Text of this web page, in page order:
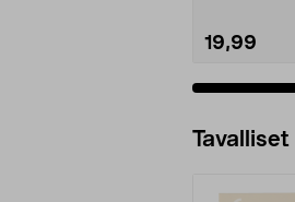
19,99